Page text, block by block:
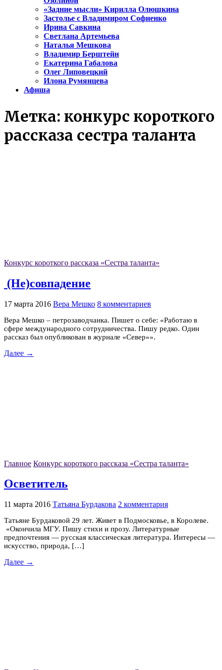
«Задние мысли» Кирилла Олюшкина
Застолье с Владимиром Софиенко
Ирина Савкина
Светлана Артемьева
Наталья Мешкова
Владимир Берштейн
Екатерина Габалова
Олег Липовецкий
Илона Румянцева
Афиша
Метка: конкурс короткого
рассказа сестра таланта
Конкурс короткого рассказа «Сестра таланта»
(Не)совпадение
17 марта 2016 Вера Мешко 8 комментариев
Вера Мешко – петрозаводчанка. Пишет о себе: «Работаю в
сфере международного сотрудничества. Пишу редко. Один
рассказ был опубликован в журнале «Север»».
Далее →
Главное Конкурс короткого рассказа «Сестра таланта»
Осветитель
11 марта 2016 Татьяна Бурдакова 2 комментария
Татьяне Бурдаковой 29 лет. Живет в Подмосковье, в Королеве.
«Окончила МГУ. Пишу стихи и прозу. Литературные
предпочтения — русская классическая литература. Интересы —
искусство, природа, […]
Далее →